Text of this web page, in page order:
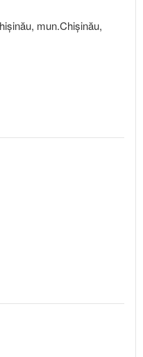
mun.Chişinău,